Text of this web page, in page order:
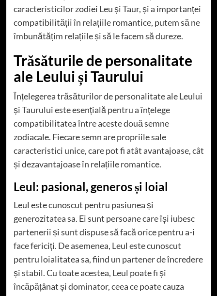
caracteristicilor zodiei Leu și Taur, și a importanței
compatibilității în relațiile romantice, putem să ne
îmbunătățim relațiile și să le facem să dureze.
Trăsăturile de personalitate
ale Leului și Taurului
Înțelegerea trăsăturilor de personalitate ale Leului
și Taurului este esențială pentru a înțelege
compatibilitatea între aceste două semne
zodiacale. Fiecare semn are propriile sale
caracteristici unice, care pot fi atât avantajoase, cât
și dezavantajoase în relațiile romantice.
Leul: pasional, generos și loial
Leul este cunoscut pentru pasiunea și
generozitatea sa. Ei sunt persoane care își iubesc
partenerii și sunt dispuse să facă orice pentru a-i
face fericiți. De asemenea, Leul este cunoscut
pentru loialitatea sa, fiind un partener de încredere
și stabil. Cu toate acestea, Leul poate fi și
încăpățânat și dominator, ceea ce poate cauza